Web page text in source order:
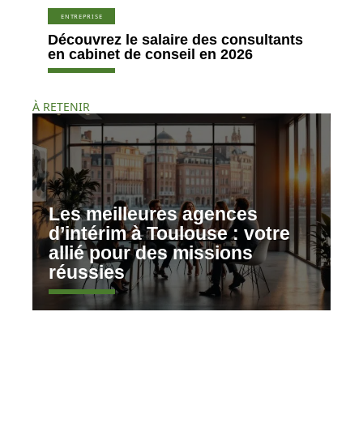
ENTREPRISE
Découvrez le salaire des consultants
en cabinet de conseil en 2026
À RETENIR
Les meilleures agences
d’intérim à Toulouse : votre
allié pour des missions
réussies